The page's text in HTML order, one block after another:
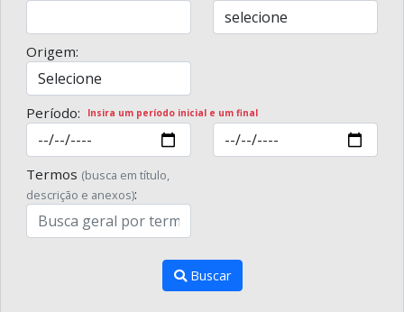
Origem:
Período: Insira um período inicial e um final
Termos (busca em título,
descrição e anexos):
Buscar